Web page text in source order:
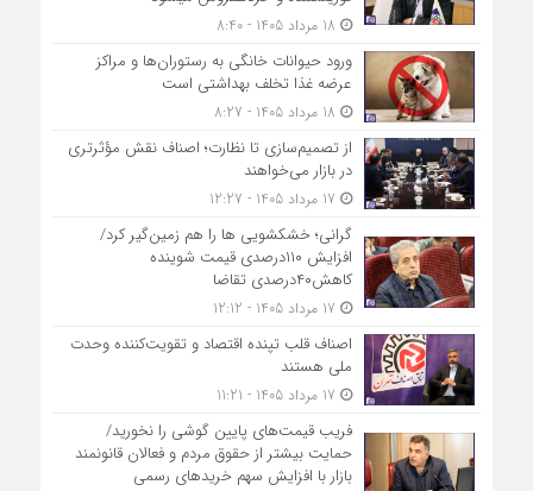
ورود حیوانات خانگی به رستوران‌ها و مراکز
عرضه غذا تخلف بهداشتی است
از تصمیم‌سازی تا نظارت؛ اصناف نقش مؤثرتری
در بازار می‌خواهند
گرانی؛ خشکشویی‌ ها را هم زمین‌گیر کرد/
افزایش ۱۱۰درصدی قیمت شوینده
کاهش۴۰درصدی تقاضا
اصناف قلب تپنده اقتصاد و تقویت‌کننده وحدت
ملی هستند
فریب قیمت‌های پایین گوشی را نخورید/
حمایت بیشتر از حقوق مردم و فعالان قانونمند
بازار با افزایش سهم خریدهای رسمی